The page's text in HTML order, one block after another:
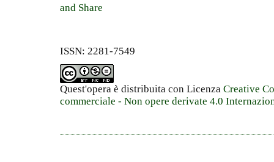
ISSN: 2281-7549
Quest'opera è distribuita con Licenza Creative
commerciale - Non opere derivate 4.0